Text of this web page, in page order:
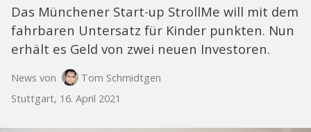
Das Münchener Start-up StrollMe will mit dem
fahrbaren Untersatz für Kinder punkten. Nun
erhält es Geld von zwei neuen Investoren.
News von
Tom Schmidtgen
Stuttgart, 16. April 2021